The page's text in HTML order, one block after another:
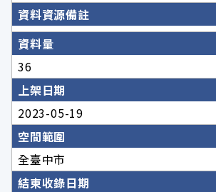
資料資源備註
資料量
36
上架日期
2023-05-19
空間範圍
全臺中市
結束收錄日期